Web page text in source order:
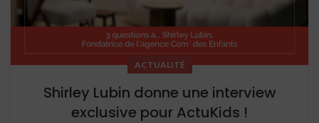
ACTUALITÉ
Shirley Lubin donne une interview
exclusive pour ActuKids !